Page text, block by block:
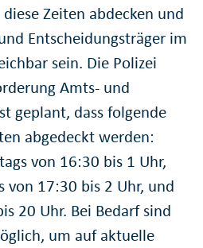
Zeiten abdecken und
Entscheidungsträger im
sein. Die Polizei
Amts- und
geplant, dass folgende
abgedeckt werden:
von 16:30 bis 1 Uhr,
von 17:30 bis 2 Uhr, und
20 Uhr. Bei Bedarf sind
um auf aktuelle